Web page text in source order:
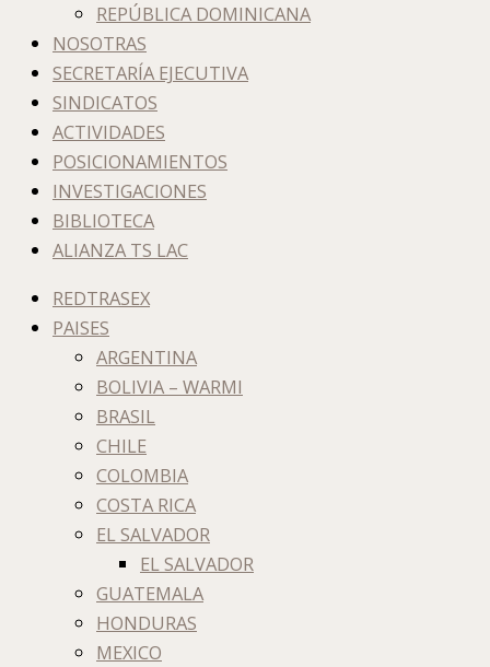
REPÚBLICA DOMINICANA
NOSOTRAS
SECRETARÍA EJECUTIVA
SINDICATOS
ACTIVIDADES
POSICIONAMIENTOS
INVESTIGACIONES
BIBLIOTECA
ALIANZA TS LAC
REDTRASEX
PAISES
ARGENTINA
BOLIVIA – WARMI
BRASIL
CHILE
COLOMBIA
COSTA RICA
EL SALVADOR
EL SALVADOR
GUATEMALA
HONDURAS
MEXICO